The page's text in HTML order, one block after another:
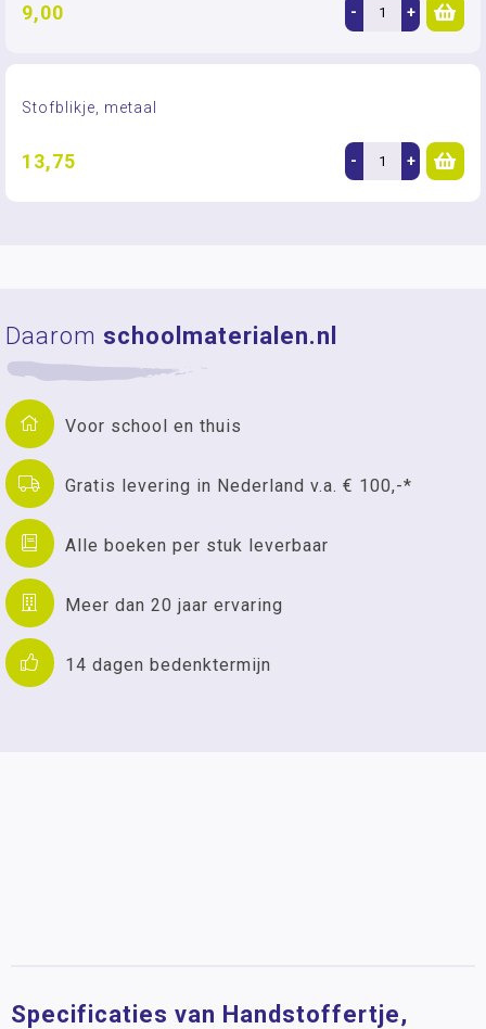
9,00 - +
Stofblikje, metaal
13,75 - +
Daarom schoolmaterialen.nl
Voor school en thuis
Gratis levering in Nederland v.a. € 100,-*
Alle boeken per stuk leverbaar
Meer dan 20 jaar ervaring
14 dagen bedenktermijn
Specificaties van Handstoffertje,